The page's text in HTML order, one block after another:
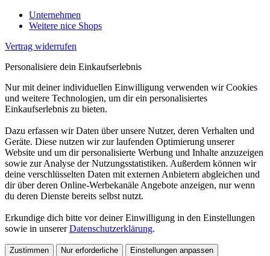
Unternehmen
Weitere nice Shops
Vertrag widerrufen
Personalisiere dein Einkaufserlebnis
Nur mit deiner individuellen Einwilligung verwenden wir Cookies
und weitere Technologien, um dir ein personalisiertes
Einkaufserlebnis zu bieten.
Dazu erfassen wir Daten über unsere Nutzer, deren Verhalten und
Geräte. Diese nutzen wir zur laufenden Optimierung unserer
Website und um dir personalisierte Werbung und Inhalte anzuzeigen
sowie zur Analyse der Nutzungsstatistiken. Außerdem können wir
deine verschlüsselten Daten mit externen Anbietern abgleichen und
dir über deren Online-Werbekanäle Angebote anzeigen, nur wenn
du deren Dienste bereits selbst nutzt.
Erkundige dich bitte vor deiner Einwilligung in den Einstellungen
sowie in unsererDatenschutzerklärung.
Zustimmen Nur erforderliche Einstellungen anpassen